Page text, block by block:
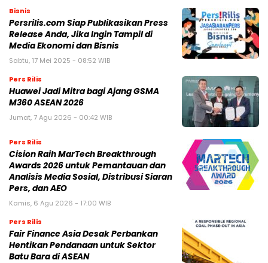
Bisnis
Persrilis.com Siap Publikasikan Press
Release Anda, Jika Ingin Tampil di
Media Ekonomi dan Bisnis
Sabtu, 17 Mei 2025 - 08:52 WIB
Pers Rilis
Huawei Jadi Mitra bagi Ajang GSMA
M360 ASEAN 2026
Jumat, 7 Agu 2026 - 00:42 WIB
Pers Rilis
Cision Raih MarTech Breakthrough
Awards 2026 untuk Pemantauan dan
Analisis Media Sosial, Distribusi Siaran
Pers, dan AEO
Kamis, 6 Agu 2026 - 17:00 WIB
Pers Rilis
Fair Finance Asia Desak Perbankan
Hentikan Pendanaan untuk Sektor
Batu Bara di ASEAN